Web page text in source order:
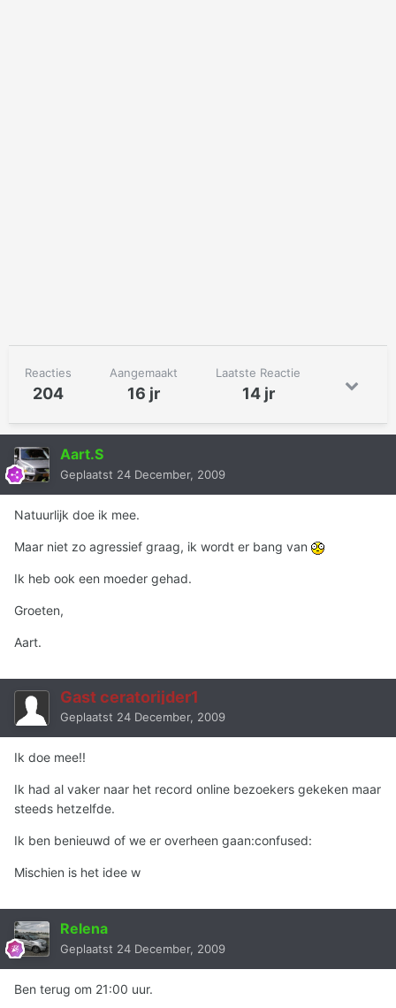
Reacties
204
Aangemaakt
16 jr
Laatste Reactie
14 jr
Aart.S
Geplaatst 24 December, 2009
Natuurlijk doe ik mee.
Maar niet zo agressief graag, ik wordt er bang van
Ik heb ook een moeder gehad.
Groeten,
Aart.
Gast ceratorijder1
Geplaatst 24 December, 2009
Ik doe mee!!
Ik had al vaker naar het record online bezoekers gekeken maar
steeds hetzelfde.
Ik ben benieuwd of we er overheen gaan:confused:
Mischien is het idee w
Relena
Geplaatst 24 December, 2009
Ben terug om 21:00 uur.